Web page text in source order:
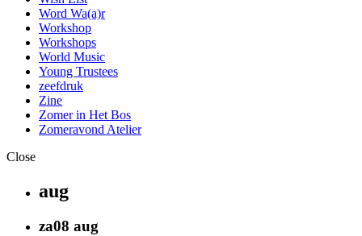
Word Wa(a)r
Workshop
Workshops
World Music
Young Trustees
zeefdruk
Zine
Zomer in Het Bos
Zomeravond Atelier
Close
aug
za08 aug